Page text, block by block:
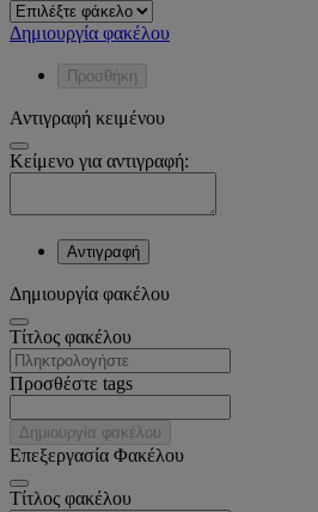
Δημιουργία φακέλου
Προσθήκη
Αντιγραφή κειμένου
Κείμενο για αντιγραφή:
Αντιγραφή
Δημιουργία φακέλου
Tίτλος φακέλου
Προσθέστε tags
Δημιουργία φακέλου
Επεξεργασία Φακέλου
Tίτλος φακέλου